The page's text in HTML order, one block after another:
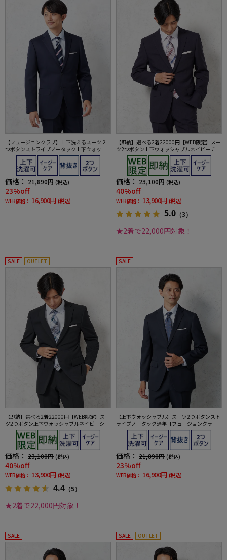
【フュージョンクラブ】上下洗えるスーツ２
つボタンストライプノータック上下ウォッシ
ャブル通年ポリエステル100%
価格： 21,890円 (税込)
23%off
WEB価格： 16,900円 (税込)
【即納】選べる2着22000円【WEB限定】スー
ツ2つボタン上下ウォッシャブルネイビーチェ
価格： 23,100円 (税込)
40%off
WEB価格： 13,900円 (税込)
5.0 （3）
★2着で22,000円対象！
SALE OUTLET
【即納】選べる2着22000円【WEB限定】スー
ツ2つボタン上下ウォッシャブルネイビーシャ
ドウストライプ
価格： 23,100円 (税込)
40%off
WEB価格： 13,900円 (税込)
4.4 （5）
★2着で22,000円対象！
SALE
【上下ウォッシャブル】スーツ2つボタンスト
ライプノータック通年【フュージョンクラ
価格： 21,890円 (税込)
23%off
WEB価格： 16,900円 (税込)
SALE SALE OUTLET